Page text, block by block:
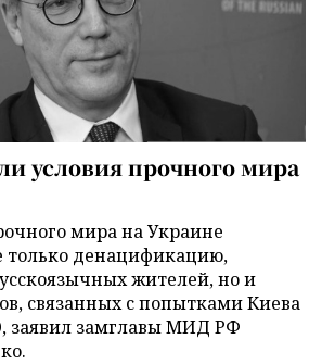
условия прочного мира
мира на Украине
только денацификацию,
жителей, но и
связанных с попытками Киева
заявил замглавы МИД РФ